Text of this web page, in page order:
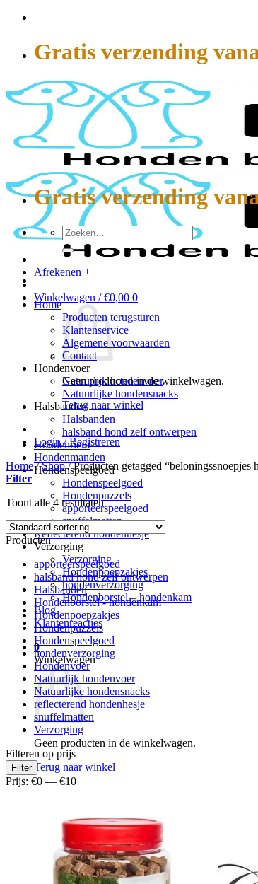
Gratis verzending
Home
Producten terugsturen
Klantenservice
Algemene voorwaarden
Contact
Hondenvoer
Natuurlijk hondenvoer
Natuurlijke hondensnacks
Halsbanden
Halsbanden
halsband hond zelf ontwerpen
Hondenriem
Hondenmanden
Hondenspeelgoed
Hondenspeelgoed
Hondenpuzzels
apporteerspeelgoed
snuffelmatten
Reflecterend hondenhesje
Verzorging
Verzorging
Hondenpoepzakjes
hondenverzorging
Hondenborstel – hondenkam
Blog
Klantenreacties
0
Winkelwagen
Geen producten in de winkelwagen.
Terug naar winkel
Gratis verzending
Zoeken
naar:
Afrekenen +
Winkelwagen /€0,00 0
Geen producten in de winkelwagen.
Terug naar winkel
Login / Registreren
Home / Shop /Producten getagged “beloningssnoepjes
Filter
Toont alle 4 resultaten
Producten
apporteerspeelgoed
halsband hond zelf ontwerpen
Halsbanden
Hondenborstel - hondenkam
Hondenpoepzakjes
Hondenpuzzels
Hondenspeelgoed
hondenverzorging
Hondenvoer
Natuurlijk hondenvoer
Natuurlijke hondensnacks
reflecterend hondenhesje
snuffelmatten
Verzorging
Filteren op prijs
Min.
prijs
Max.
prijs
Filter
Prijs: €0 — €10